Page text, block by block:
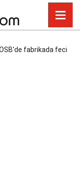
fabrikada feci